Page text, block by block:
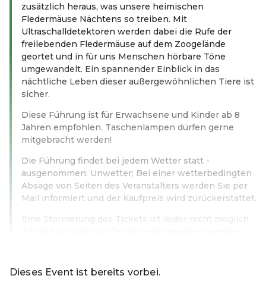
zusätzlich heraus, was unsere heimischen
Fledermäuse Nächtens so treiben. Mit
Ultraschalldetektoren werden dabei die Rufe der
freilebenden Fledermäuse auf dem Zoogelände
geortet und in für uns Menschen hörbare Töne
umgewandelt. Ein spannender Einblick in das
nächtliche Leben dieser außergewöhnlichen Tiere ist
sicher.
Diese Führung ist für Erwachsene und Kinder ab 8
Jahren empfohlen. Taschenlampen dürfen gerne
mitgebracht werden!
Die Führung findet bei jedem Wetter statt -
ausgenommen: Unwetter; Bei einer wetterbedingten
Absage von Seiten des Veranstalters werden Sie per
Mail informiert und der Kaufpreis wird zurückerstattet.
Eine Stornierung des Tickets ist leider nicht möglich,
Dieses Event ist bereits vorbei.